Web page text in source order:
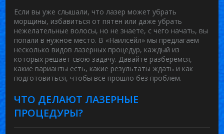
Если вы уже слышали, что лазер может убрать
морщины, избавиться от пятен или даже убрать
нежелательные волосы, но не знаете, с чего начать, вы
попали в нужное место. В «Наилсейл» мы предлагаем
несколько видов лазерных процедур, каждый из
которых решает свою задачу. Давайте разберёмся,
какие варианты есть, какие результаты ждать и как
подготовиться, чтобы всё прошло без проблем.
ЧТО ДЕЛАЮТ ЛАЗЕРНЫЕ
ПРОЦЕДУРЫ?